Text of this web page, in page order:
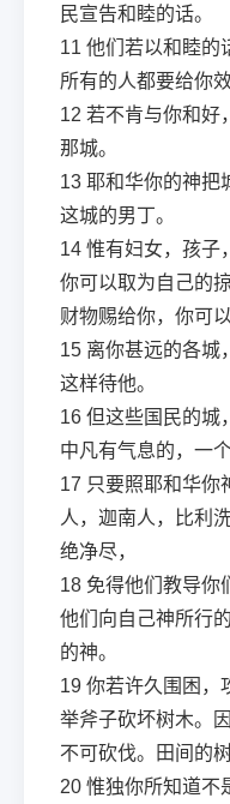
民宣告和睦的话。
11 他们若以和睦的
所有的人都要给你
12 若不肯与你和好
那城。
13 耶和华你的神把
这城的男丁。
14 惟有妇女，孩子
你可以取为自己的
财物赐给你，你可以
15 离你甚远的各城
这样待他。
16 但这些国民的城
中凡有气息的，一
17 只要照耶和华你
人，迦南人，比利
绝净尽，
18 免得他们教导你
他们向自己神所行
的神。
19 你若许久围困，
举斧子砍坏树木。
不可砍伐。田间的
20 惟独你所知道不